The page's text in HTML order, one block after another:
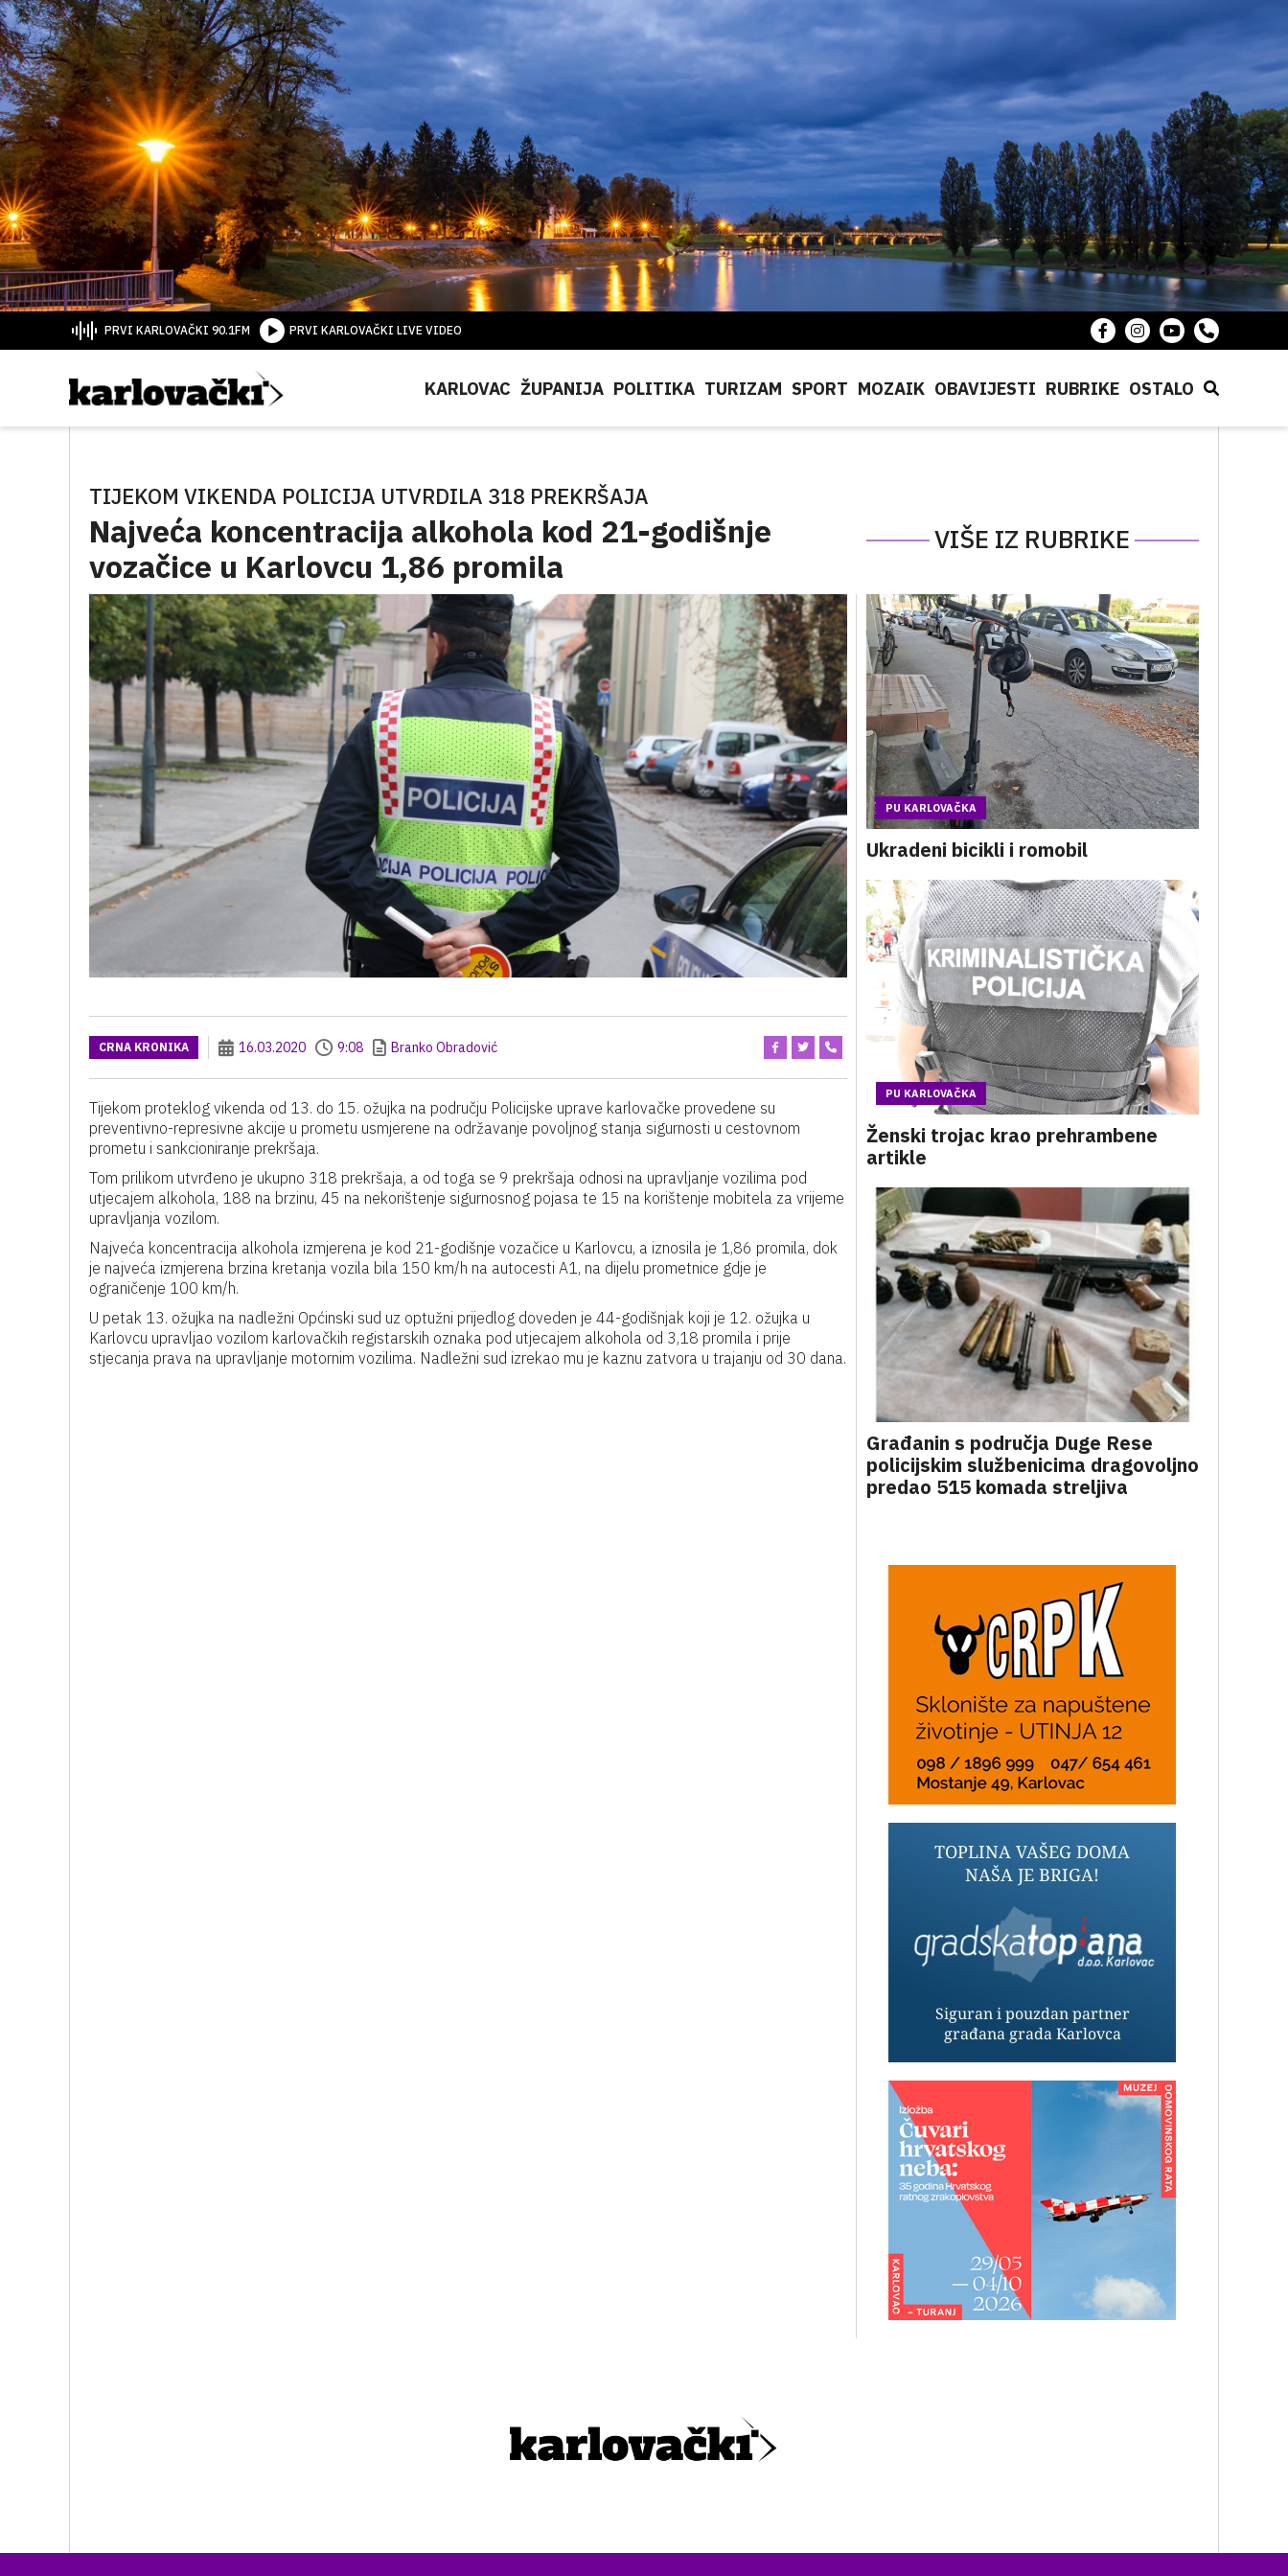
PRVI KARLOVAČKI 90.1FM PRVI KARLOVAČKI LIVE VIDEO
KARLOVAC ŽUPANIJA POLITIKA TURIZAM SPORT MOZAIK OBAVIJESTI RUBRIKE OSTALO
TIJEKOM VIKENDA POLICIJA UTVRDILA 318 PREKRŠAJA
Najveća koncentracija alkohola kod 21-godišnje
vozačice u Karlovcu 1,86 promila
VIŠE IZ RUBRIKE
CRNA KRONIKA 16.03.2020 9:08 Branko Obradović
Tijekom proteklog vikenda od 13. do 15. ožujka na području Policijske uprave karlovačke provedene su
preventivno-represivne akcije u prometu usmjerene na održavanje povoljnog stanja sigurnosti u cestovnom
prometu i sankcioniranje prekršaja.
Tom prilikom utvrđeno je ukupno 318 prekršaja, a od toga se 9 prekršaja odnosi na upravljanje vozilima pod
utjecajem alkohola, 188 na brzinu, 45 na nekorištenje sigurnosnog pojasa te 15 na korištenje mobitela za vrijeme
upravljanja vozilom.
Najveća koncentracija alkohola izmjerena je kod 21-godišnje vozačice u Karlovcu, a iznosila je 1,86 promila, dok
je najveća izmjerena brzina kretanja vozila bila 150 km/h na autocesti A1, na dijelu prometnice gdje je
ograničenje 100 km/h.
U petak 13. ožujka na nadležni Općinski sud uz optužni prijedlog doveden je 44-godišnjak koji je 12. ožujka u
Karlovcu upravljao vozilom karlovačkih registarskih oznaka pod utjecajem alkohola od 3,18 promila i prije
stjecanja prava na upravljanje motornim vozilima. Nadležni sud izrekao mu je kaznu zatvora u trajanju od 30 dana.
PU KARLOVAČKA
Ukradeni bicikli i romobil
PU KARLOVAČKA
Ženski trojac krao prehrambene
artikle
Građanin s područja Duge Rese
policijskim službenicima dragovoljno
predao 515 komada streljiva